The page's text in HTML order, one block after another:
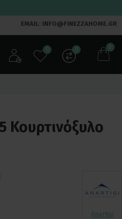
EMAIL: INFO@FINEZZAHOME.GR
0 0 0
Κουρτινόξυλο
Anartisi